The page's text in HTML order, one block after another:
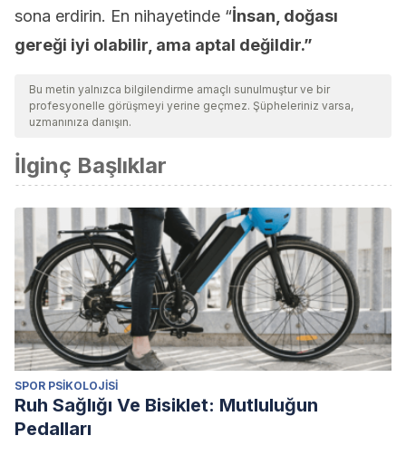
sona erdirin. En nihayetinde “İnsan, doğası
gereği iyi olabilir, ama aptal değildir.”
Bu metin yalnızca bilgilendirme amaçlı sunulmuştur ve bir
profesyonelle görüşmeyi yerine geçmez. Şüpheleriniz varsa,
uzmanınıza danışın.
İlginç Başlıklar
SPOR PSIKOLOJISI
Ruh Sağlığı Ve Bisiklet: Mutluluğun
Pedalları